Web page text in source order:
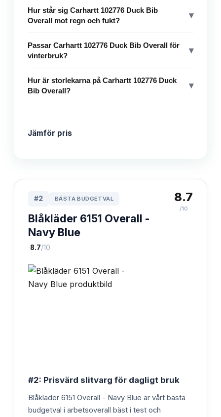
Hur står sig Carhartt 102776 Duck Bib
Overall mot regn och fukt?
▾
Passar Carhartt 102776 Duck Bib Overall för
vinterbruk?
▾
Hur är storlekarna på Carhartt 102776 Duck
Bib Overall?
▾
Jämför pris
#2 BÄSTA BUDGETVAL
Blåkläder 6151 Overall -
Navy Blue
·8.7/10
8.7
/10
#2: Prisvärd slitvarg för dagligt bruk
Blåkläder 6151 Overall - Navy Blue är vårt bästa
budgetval i arbetsoverall bäst i test och